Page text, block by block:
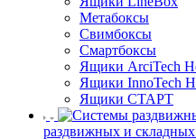
Метабоксы
Свимбоксы
Смартбоксы
Ящики ArciTech
Ящики InnoTech
Ящики СТАРТ
раздвижных и складных